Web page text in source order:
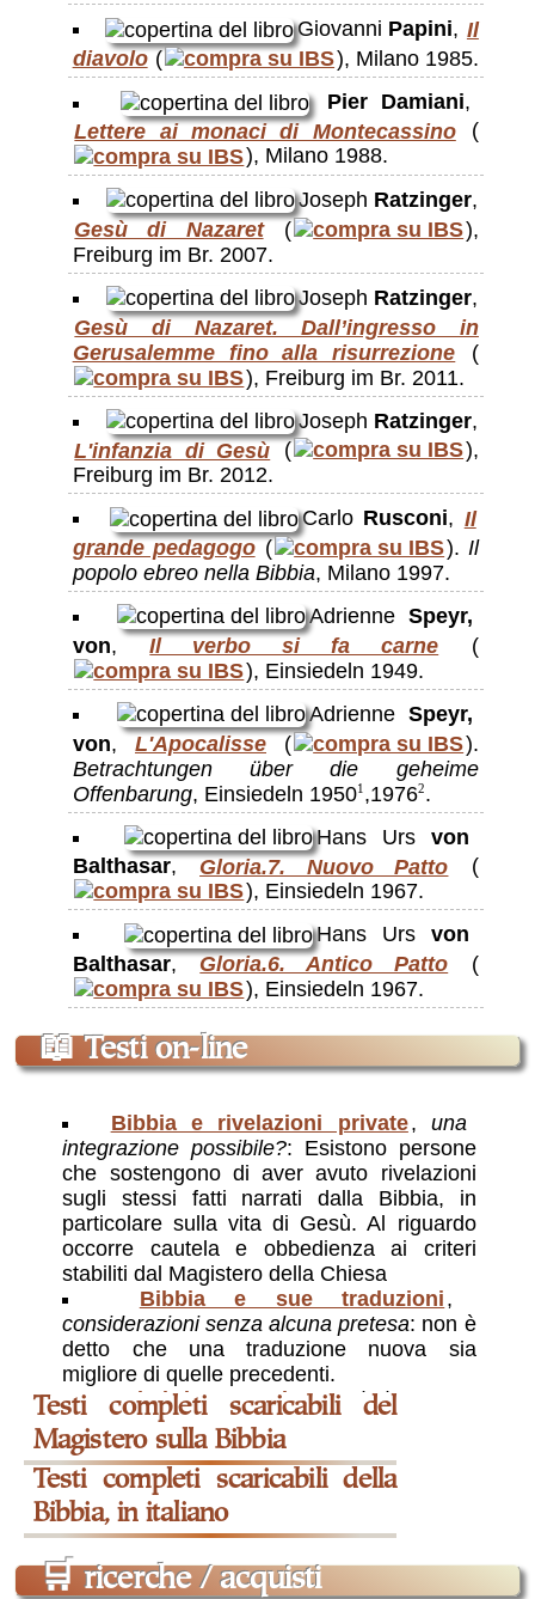
Giovanni Papini, Il
diavolo (
), Milano 1985.
Pier Damiani,
Lettere ai monaci di Montecassino (
), Milano 1988.
Joseph Ratzinger,
Gesù di Nazaret (
),
Freiburg im Br. 2007.
Joseph Ratzinger,
Gesù di Nazaret. Dall’ingresso in
Gerusalemme fino alla risurrezione
(
), Freiburg im Br. 2011.
Joseph Ratzinger,
L'infanzia di Gesù (
),
Freiburg im Br. 2012.
Carlo Rusconi, Il
grande pedagogo ( ). Il
popolo ebreo nella Bibbia, Milano 1997.
Adrienne Speyr,
von, Il verbo si fa carne (
), Einsiedeln 1949.
Adrienne Speyr,
von, L'Apocalisse (
).
Betrachtungen über die geheime
Offenbarung, Einsiedeln 19501 ,19762.
Hans Urs von
Balthasar, Gloria.7. Nuovo Patto
(
), Einsiedeln 1967.
Hans Urs von
Balthasar, Gloria.6. Antico Patto (
), Einsiedeln 1967.
📖 Testi on-line
Bibbia e rivelazioni private,una
integrazione possibile?: Esistono persone
che sostengono di aver avuto rivelazioni
sugli stessi fatti narrati dalla Bibbia, in
particolare sulla vita di Gesù. Al riguardo
occorre cautela e obbedienza ai criteri
stabiliti dal Magistero della Chiesa
Bibbia e sue traduzioni ,
considerazioni senza alcuna pretesa: non è
detto che una traduzione nuova sia
migliore di quelle precedenti.
I Salmi ri-numerati,ne vale la pena?
la ricerca esegetica è arrivata a proporre
una nuova numerazione dei Salmi, per cui
quello che per secoli è stato il Salmo 50,
sarebbe invece il Salmo 51, e così via.
Sembrano però di più i problemi creati, che
quelli risolti, da questa scelta.
🛒 ricerche / acquisti